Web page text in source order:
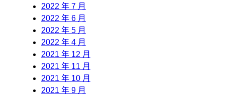
2022 年 7 月
2022 年 6 月
2022 年 5 月
2022 年 4 月
2021 年 12 月
2021 年 11 月
2021 年 10 月
2021 年 9 月